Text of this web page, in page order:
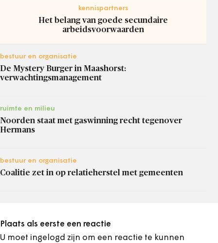
kennispartners
Het belang van goede secundaire
arbeidsvoorwaarden
bestuur en organisatie
De Mystery Burger in Maashorst:
verwachtingsmanagement
ruimte en milieu
Noorden staat met gaswinning recht tegenover
Hermans
bestuur en organisatie
Coalitie zet in op relatieherstel met gemeenten
Plaats als eerste een reactie
U moet ingelogd zijn om een reactie te kunnen